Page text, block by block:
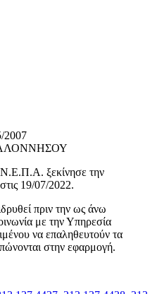
2007
ξεκίνησε την
19/07/2022.
πριν την ως άνω
με την Υπηρεσία
να επαληθευτούν τα
στην εφαρμογή.